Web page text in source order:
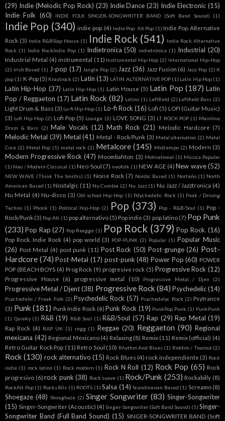
(29) Indie (Melodic Pop Rock) (23) Indie Dance (23) Indie Electronic (15)
Indie Folk (60) INDIE FOLK SINGER-SONGWRITER BAND (Soft Band Sound) (1)
Indie Pop (340) indie pop. (4) Indie Pop. Alt Pop (1) Indie Pop. Alternative
Rock (3) Indie R&BSlap House (1) Indie Rock (541) Indie Rock Alternative
Rock (1) Indie RockIndie Pop (1) Indietronica (50) indietrónica (1) Industrial (20)
Industrial Metal (4) instrumental (11) Instrumental Hip-Hop (2) International Hip-Hop
(2) Irish Based (1) J-pop (17) Jangle Pop (2) Jazz (36) Jazz Fusion (6) Jazz Pop (2) K
pop (1) K-Pop (5) Krautrock (2) Latin (13) LATIN ALTERNATIVE POP (1) Latin Hip Hop (1)
Latin Hip-Hop (37) Latín Hip-Hop (1) Latin House (5) Latin Pop (187) Latin
Pop / Reggaeton (17) Latin Rock (82) Latino (1) Leftfield (2) Leftfield Bass (2)
Light Drum & Bass (3) Lo-fi Hip-Hop (1) Lo-fi Rock (16) Lofi (5) LOFI (Guitar Music)
(3) Lofi Hip-Hop (2) Lofi Pop (5) Lounge (2) LOVE SONG (3) LT ROCK POP (1) Mainline
Drum & Bass (2) Male Vocals (12) Math Rock (21) Melodic Hardcore (7)
Melodic Metal (39) Metal (41) Metal - Rock/Punk (3) Metal alternativo (2) Metal
Core (2) Metal Pop (1) metal rock (2) Metalcore (145) Midtempo (2) Modern (3)
Modern Progressive Rock (47) Moombahton (3) Motivational (1) Música Popular
(1) Neo / Modern Classical (1) Neo-Soul (7) neofolk (1) NEW AGE (4) New wave (52)
NEW WAVE (Think The Smiths) (1) Noise Rock (7) Nordic Based (1) Norteño (1) North
American Based (1) Nostalgic (11) Nu Cumbia (2) Nu Jazz (1) Nu Jazz / Jazztronica (4)
Nu Metal (4) Nu-disco (3) Old-school Hip-Hop (1) Pdychedelic Rock (1) Peak / Driving
Techno (1) Phonk (1) Political Hip-Hop (2) Pop (373) Pop - R&B/Soul (1) Pop -
Rock/Punk (3) Pop Alt (1) pop alternativo (5) Pop indie (3) pop latino (7) Pop Punk
(233) Pop Rap (27) Pop Reagge (1) Pop Rock (379) Pop Rock. (16)
Pop Rock. Indie Rock (4) pop world (3) POP-PUNK (2) Popular (1) Popular Music
(26) Post Metal (4) post punk (11) Post Rock (50) Post-grunge (26) Post-
Hardcore (74) Post-Metal (17) post-punk (48) Power Pop (60) POWER
POP (BEACH BOYS (4) Prog Rock (9) progresive rock (5) Progressive Rock (12)
Progressive House (6) progressive metal (10) Progressive Metal / Djen (2)
Progressive Metal / Djent (38) Progressive Rock (84) Psychedelic(14)
Psychedelic / Freak Folk (2) Psychedelic Rock (57) Psychedelyc Rock (2) Psytrance
(3) Punk (181) Punk Indie Rock (4) Punk Rock (19) PunkPop Punk (1) PunkPunk
(1) Quieky (1) R&B (19) R&B Soul (1) R&B/Soul (57) Rap (29) Rap Metal (19)
Rap Rock (4) RAP UK (1) regg (1) Reggae (20) Reggaeton (90) Regional
mexicana (42) Regional Mexicano (4) Relaxing (8) Remix (11) Remix (official) (4)
Retro Guitar Rock Pop (11) Retro Soul (10) Rhythm And Blues (1) Riddim / Tearout (2)
Rock (130) rock alternativo (15) Rock Blues (4) rock independiente (3) Rock
indie (1) rock latino (1) Rock modern (1) Rock N Roll (12) Rock Pop (65) Rock
progresivo (6) rock punk (38) Rock suave (1) Rock/Punk (253) Rockabilly (8)
RockAlt Pop (1) Rocks 80s (1) ROOTS (1) Salsa (14) Scandinavian Based (1) Screamo (8)
Shoegaze (48) Shoeghaze (2) Singer Songwriter (83) Singer-Songwriter
(15) Singer-Songwriter (Acoustic) (4) Singer-Songwriter (Soft Band Sound) (1) Singer-
Songwriter Band (Full Band Sound) (15) SINGER-SONGWRITER BAND (Soft